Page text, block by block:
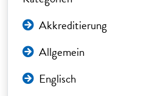
Akkreditierung
Allgemein
Englisch